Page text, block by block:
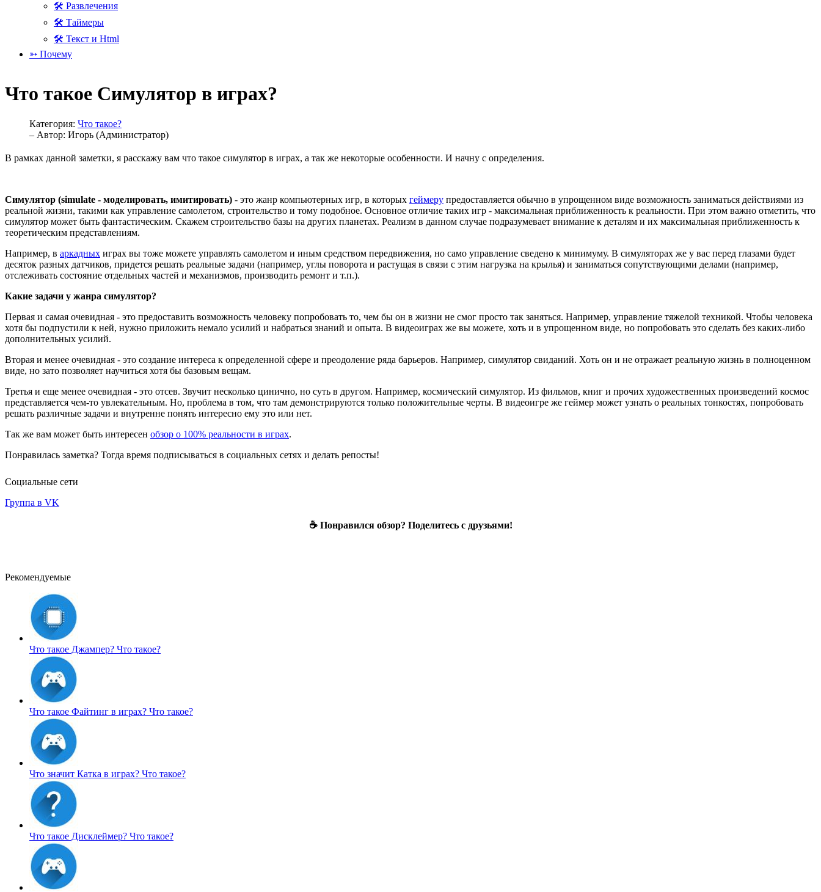
🛠 Развлечения
🛠 Таймеры
🛠 Текст и Html
➳ Почему
Что такое Симулятор в играх?
Категория: Что такое?
– Автор: Игорь (Администратор)
В рамках данной заметки, я расскажу вам что такое симулятор в играх, а так же некоторые особенности. И начну с определения.
Симулятор (simulate - моделировать, имитировать) - это жанр компьютерных игр, в которых геймеру предоставляется обычно в упрощенном виде возможность заниматься действиями из
реальной жизни, такими как управление самолетом, строительство и тому подобное. Основное отличие таких игр - максимальная приближенность к реальности. При этом важно отметить, что
симулятор может быть фантастическим. Скажем строительство базы на других планетах. Реализм в данном случае подразумевает внимание к деталям и их максимальная приближенность к
теоретическим представлениям.
Например, в аркадных играх вы тоже можете управлять самолетом и иным средством передвижения, но само управление сведено к минимуму. В симуляторах же у вас перед глазами будет
десяток разных датчиков, придется решать реальные задачи (например, углы поворота и растущая в связи с этим нагрузка на крылья) и заниматься сопутствующими делами (например,
отслеживать состояние отдельных частей и механизмов, производить ремонт и т.п.).
Какие задачи у жанра симулятор?
Первая и самая очевидная - это предоставить возможность человеку попробовать то, чем бы он в жизни не смог просто так заняться. Например, управление тяжелой техникой. Чтобы человека
хотя бы подпустили к ней, нужно приложить немало усилий и набраться знаний и опыта. В видеоиграх же вы можете, хоть и в упрощенном виде, но попробовать это сделать без каких-либо
дополнительных усилий.
Вторая и менее очевидная - это создание интереса к определенной сфере и преодоление ряда барьеров. Например, симулятор свиданий. Хоть он и не отражает реальную жизнь в полноценном
виде, но зато позволяет научиться хотя бы базовым вещам.
Третья и еще менее очевидная - это отсев. Звучит несколько цинично, но суть в другом. Например, космический симулятор. Из фильмов, книг и прочих художественных произведений космос
представляется чем-то увлекательным. Но, проблема в том, что там демонстрируются только положительные черты. В видеоигре же геймер может узнать о реальных тонкостях, попробовать
решать различные задачи и внутренне понять интересно ему это или нет.
Так же вам может быть интересен обзор о 100% реальности в играх.
Понравилась заметка? Тогда время подписываться в социальных сетях и делать репосты!
Социальные сети
Группа в VK
☕ Понравился обзор? Поделитесь с друзьями!
Рекомендуемые
Что такое Джампер? Что такое?
Что такое Файтинг в играх? Что такое?
Что значит Катка в играх? Что такое?
Что такое Дисклеймер? Что такое?